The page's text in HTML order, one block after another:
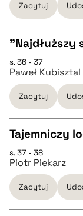
pobierz cytat
BIBTEX
pobierz cytat
Zacytuj
CZYSTY TEKST
pobierz cytat
BIBTEX
pobierz cytat
"Najdłuższy
s. 36 - 37
Paweł Kubisztal
Zacytuj
CZYSTY TEKST
pobierz cytat
Tajemniczy
s. 37 - 38
Piotr Piekarz
Zacytuj